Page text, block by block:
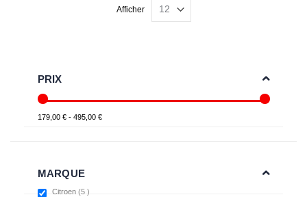
Afficher
PRIX
179,00 € - 495,00 €
MARQUE
Citroen 5 items